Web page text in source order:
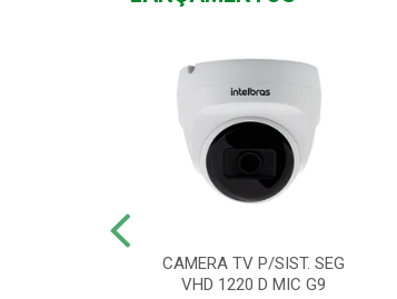
CAMERA TV P/SIST. SEG
VHD 1220 D MIC G9